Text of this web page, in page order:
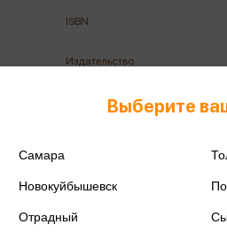
ISBN
Издательство
Год издания
Автор
Выберите
Самара
Новокуйбышевск
Отрадный